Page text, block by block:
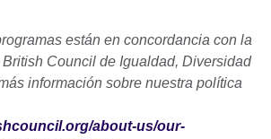
están en concordancia con la
Council de Igualdad, Diversidad
información sobre nuestra política
about-us/our-